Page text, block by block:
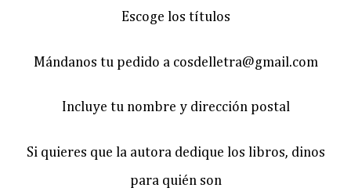
Escoge los títulos
Mándanos tu pedido a cosdelletra@gmail.com
Incluye tu nombre y dirección postal
Si quieres que la autora dedique los libros, dinos
para quién son